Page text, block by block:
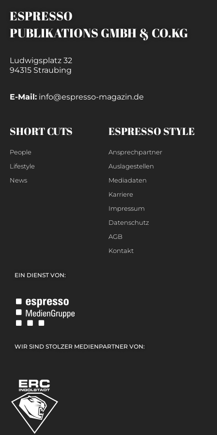
ESPRESSO
PUBLIKATIONS GMBH & CO.KG
Ludwigsplatz 32
94315 Straubing
E-Mail: info@espresso-magazin.de
SHORT CUTS
People
Lifestyle
News
ESPRESSO STYLE
Ansprechpartner
Auslagestellen
Mediadaten
Karriere
Impressum
Datenschutz
AGB
Kontakt
EIN DIENST VON:
WIR SIND STOLZER MEDIENPARTNER VON: